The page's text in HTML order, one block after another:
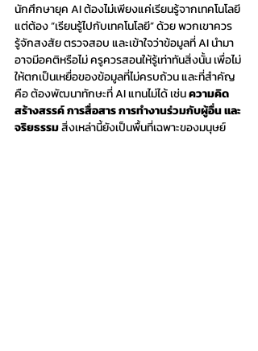
นักศึกษายุค AI ต้องไม่เพียงแค่เรียนรู้จากเทคโนโลยี
แต่ต้อง “เรียนรู้ไปกับเทคโนโลยี” ด้วย พวกเขาควร
รู้จักสงสัย ตรวจสอบ และเข้าใจว่าข้อมูลที่ AI นำมา
อาจมีอคติหรือไม่ ครูควรสอนให้รู้เท่าทันสิ่งนั้น เพื่อไม่
ให้ตกเป็นเหยื่อของข้อมูลที่ไม่ครบถ้วน และที่สำคัญ
คือ ต้องพัฒนาทักษะที่ AI แทนไม่ได้ เช่น ความคิด
สร้างสรรค์ การสื่อสาร การทำงานร่วมกับผู้อื่น และ
จริยธรรม สิ่งเหล่านี้ยังเป็นพื้นที่เฉพาะของมนุษย์